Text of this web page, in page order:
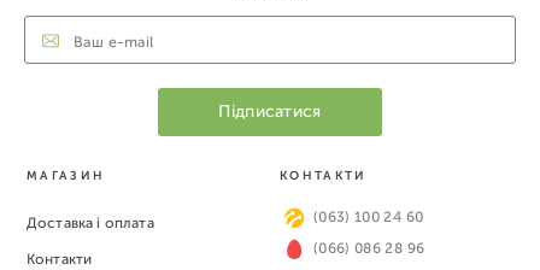
МАГАЗИН
Доставка і оплата
Контакти
КОНТАКТИ
(063) 100 24 60
(066) 086 28 96